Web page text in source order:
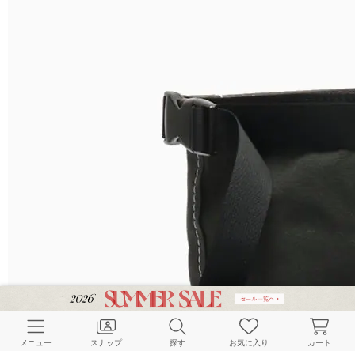
メニュー スナップ 探す お気に入り カート